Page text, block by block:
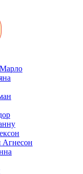
Агнесон